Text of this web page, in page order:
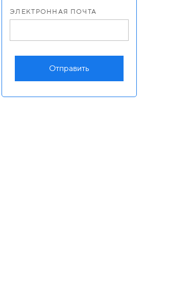
ЭЛЕКТРОННАЯ ПОЧТА
Отправить